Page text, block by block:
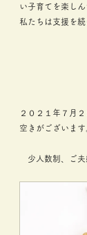
い子育てを楽しん
私たちは支援を続
２０２１年７月
空きがございます
少人数制、ご夫